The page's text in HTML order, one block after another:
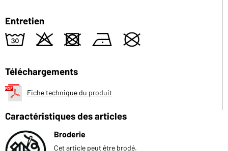
Entretien
w o d n U
Téléchargements
Fiche technique du produit
Caractéristiques des articles
Broderie
Cet article peut être brodé.